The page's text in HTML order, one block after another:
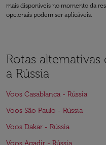
mais disponíveis no momento da
opcionais podem ser aplicáveis.
Rotas
a Rússia
Voos Casablanca - Rússia
Voos São Paulo - Rússia
Voos Dakar - Rússia
Voos Agadir - Rússia